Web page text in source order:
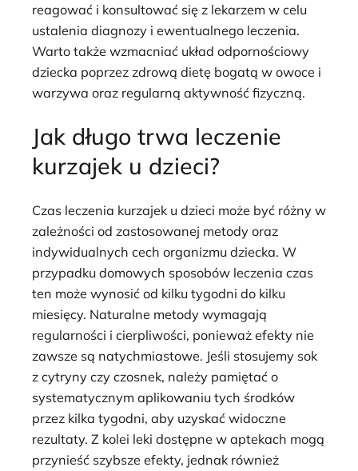
reagować i konsultować się z lekarzem w celu
ustalenia diagnozy i ewentualnego leczenia.
Warto także wzmacniać układ odpornościowy
dziecka poprzez zdrową dietę bogatą w owoce i
warzywa oraz regularną aktywność fizyczną.
Jak długo trwa leczenie
kurzajek u dzieci?
Czas leczenia kurzajek u dzieci może być różny w
zależności od zastosowanej metody oraz
indywidualnych cech organizmu dziecka. W
przypadku domowych sposobów leczenia czas
ten może wynosić od kilku tygodni do kilku
miesięcy. Naturalne metody wymagają
regularności i cierpliwości, ponieważ efekty nie
zawsze są natychmiastowe. Jeśli stosujemy sok
z cytryny czy czosnek, należy pamiętać o
systematycznym aplikowaniu tych środków
przez kilka tygodni, aby uzyskać widoczne
rezultaty. Z kolei leki dostępne w aptekach mogą
przynieść szybsze efekty, jednak również